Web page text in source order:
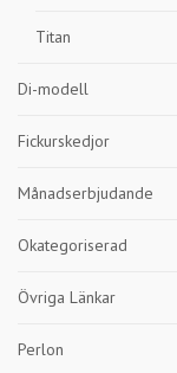
Titan
Di-modell
Fickurskedjor
Månadserbjudande
Okategoriserad
Övriga Länkar
Perlon